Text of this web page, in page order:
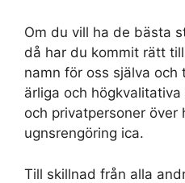
Om du vill ha de bästa
då har du kommit rätt
namn för oss själva och
ärliga och
och privatpersoner över
ugnsrengöring ica.
Till skillnad från alla